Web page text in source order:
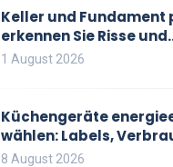
Keller und Fundament
erkennen Sie Risse und
Feuchtigkeit bei
1 August 2026
Küchengeräte
wählen: Labels,
Regeln 2026
8 August 2026